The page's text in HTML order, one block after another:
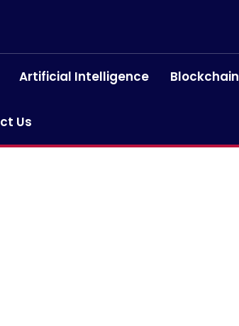
Artificial Intelligence Blockchain
Us